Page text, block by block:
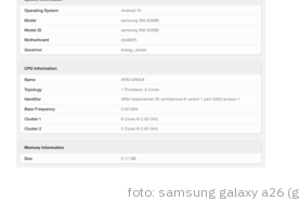
foto: samsung galaxy a26